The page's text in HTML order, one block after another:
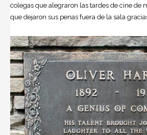
colegas que alegraron las tardes de cine de
que dejaron sus penas fuera de la sala